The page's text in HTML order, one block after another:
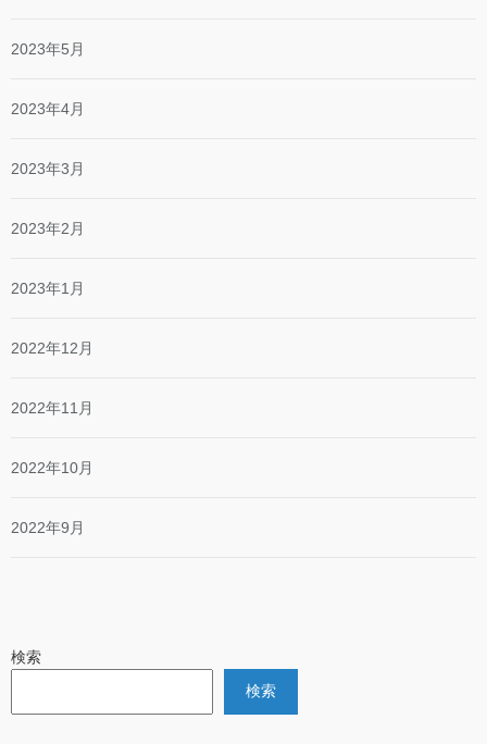
2023年5月
2023年4月
2023年3月
2023年2月
2023年1月
2022年12月
2022年11月
2022年10月
2022年9月
検索
検索